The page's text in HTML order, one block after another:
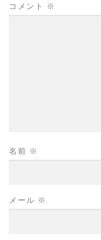
コメント ※
名前 ※
メール ※